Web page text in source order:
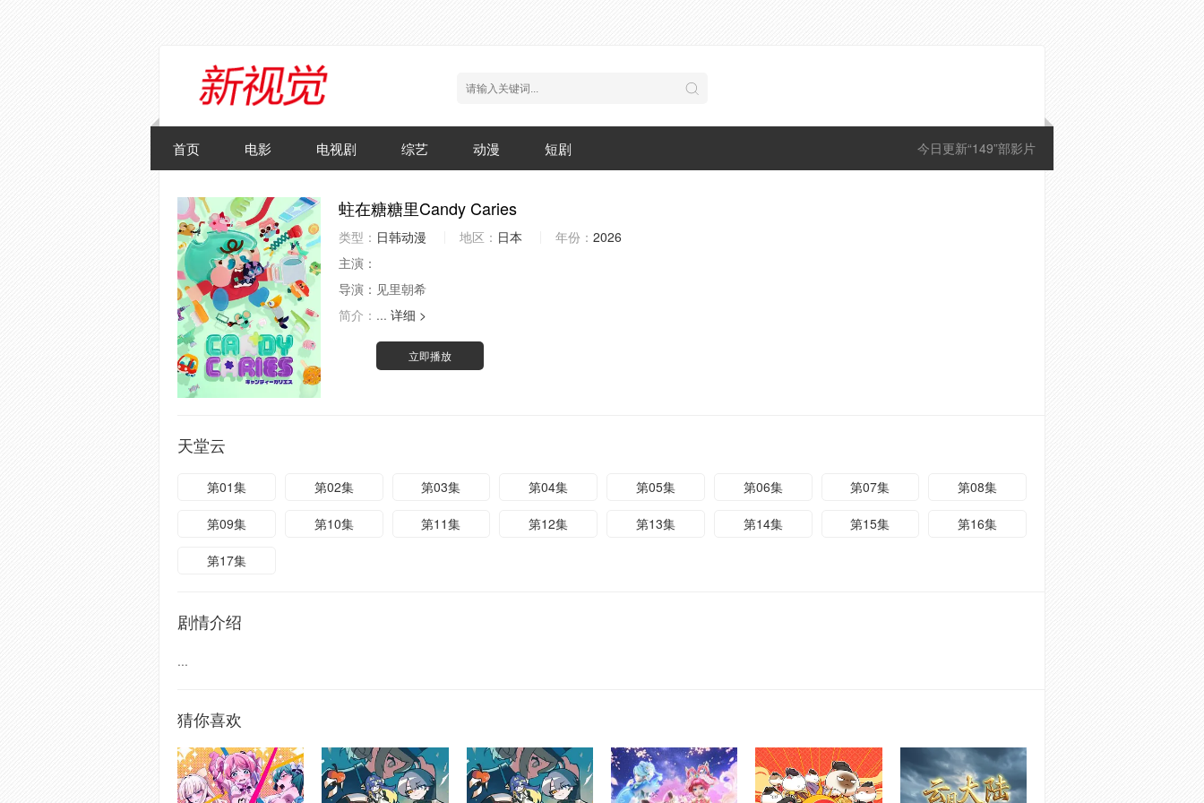
今日更新“149”部影片
首页 电影 电视剧 综艺 动漫 短剧
蛀在糖糖里Candy Caries
类型： 日韩动漫 地区： 日本 年份： 2026
主演：
导演： 见里朝希
简介： ... 详细 >
立即播放
天堂云
第01集 第02集 第03集 第04集 第05集 第06集 第07集 第08集
第09集 第10集 第11集 第12集 第13集 第14集 第15集 第16集
第17集
剧情介绍
...
猜你喜欢